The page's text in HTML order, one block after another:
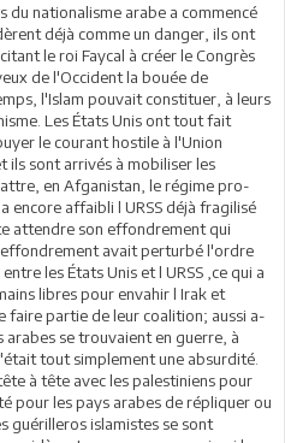
nationalisme arabe a commencé
déjà comme un danger, ils ont
le roi Faycal à créer le Congrès
de l'Occident la bouée de
l'Islam pouvait constituer, à leurs
Les États Unis ont tout fait
le courant hostile à l'Union
ils sont arrivés à mobiliser les
en Afganistan, le régime pro-
encore affaibli l URSS déjà fragilisé
attendre son effondrement qui
avait perturbé l'ordre
les États Unis et l URSS ,ce qui a
libres pour envahir l Irak et
faire partie de leur coalition; aussi a-
se trouvaient en guerre, à
tout simplement une absurdité.
à tête avec les palestiniens pour
pour les pays arabes de répliquer ou
guérilleros islamistes se sont